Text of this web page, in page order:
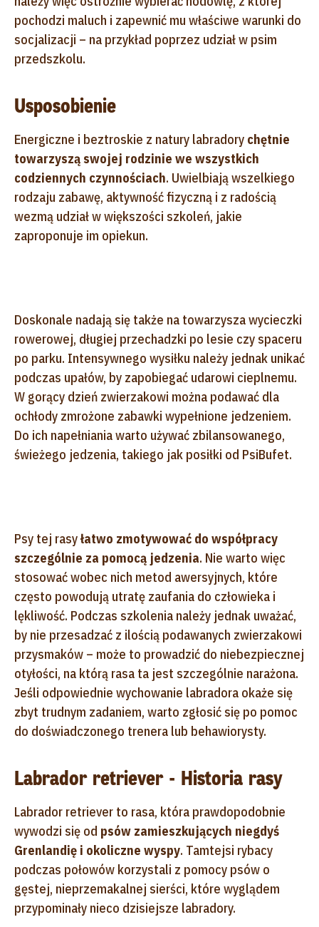
pochodzi maluch i zapewnić mu właściwe warunki do
socjalizacji – na przykład poprzez udział w psim
przedszkolu.
Usposobienie
Energiczne i beztroskie z natury labradory chętnie
towarzyszą swojej rodzinie we wszystkich
codziennych czynnościach. Uwielbiają wszelkiego
rodzaju zabawę, aktywność fizyczną i z radością
wezmą udział w większości szkoleń, jakie
zaproponuje im opiekun.
Doskonale nadają się także na towarzysza wycieczki
rowerowej, długiej przechadzki po lesie czy spaceru
po parku. Intensywnego wysiłku należy jednak unikać
podczas upałów, by zapobiegać udarowi cieplnemu.
W gorący dzień zwierzakowi można podawać dla
ochłody zmrożone zabawki wypełnione jedzeniem.
Do ich napełniania warto używać zbilansowanego,
świeżego jedzenia, takiego jak posiłki od PsiBufet.
Psy tej rasyłatwo zmotywować do współpracy
szczególnie za pomocą jedzenia. Nie warto więc
stosować wobec nich metod awersyjnych, które
często powodują utratę zaufania do człowieka i
lękliwość. Podczas szkolenia należy jednak uważać,
by nie przesadzać z ilością podawanych zwierzakowi
przysmaków – może to prowadzić do niebezpiecznej
otyłości, na którą rasa ta jest szczególnie narażona.
Jeśli odpowiednie wychowanie labradora okaże się
zbyt trudnym zadaniem, warto zgłosić się po pomoc
do doświadczonego trenera lub behawiorysty.
Labrador retriever - Historia rasy
Labrador retriever to rasa, która prawdopodobnie
wywodzi się od psów zamieszkujących niegdyś
Grenlandię i okoliczne wyspy. Tamtejsi rybacy
podczas połowów korzystali z pomocy psów o
gęstej, nieprzemakalnej sierści, które wyglądem
przypominały nieco dzisiejsze labradory.